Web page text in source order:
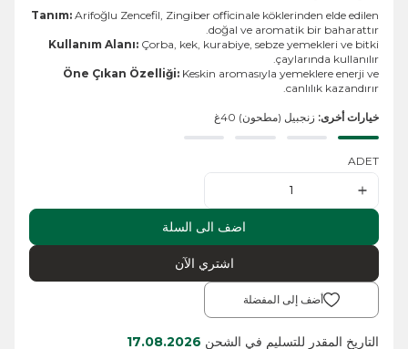
Tanım: Arifoğlu Zencefil, Zingiber officinale köklerinden elde edilen
doğal ve aromatik bir baharattır.
Kullanım Alanı: Çorba, kek, kurabiye, sebze yemekleri ve bitki
çaylarında kullanılır.
Öne Çıkan Özelliği: Keskin aromasıyla yemeklere enerji ve
canlılık kazandırır.
خيارات أخرى: زنجبيل (مطحون) 40غ
ADET
اضف الى السلة
اشتري الآن
أضف إلى المفضلة
التاريخ المقدر للتسليم في الشحن 17.08.2026